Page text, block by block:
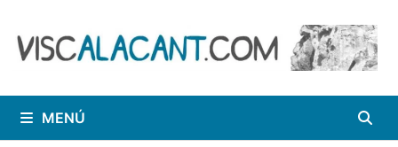
contenido
MENÚ